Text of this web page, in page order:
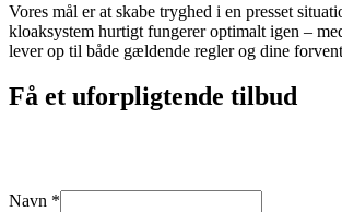
Vores mål er at skabe tryghed i en presset
kloaksystem hurtigt fungerer optimalt igen –
lever op til både gældende regler og dine
Få et uforpligtende tilbud
Navn *